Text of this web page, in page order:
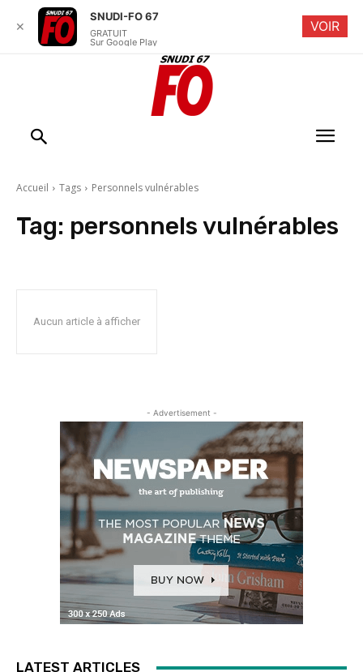
Accueil Tags Personnels vulnérables
Tag: personnels vulnérables
Aucun article à afficher
- Advertisement -
LATEST ARTICLES
✕
SNUDI-FO 67
GRATUIT
Sur Google Play
VOIR